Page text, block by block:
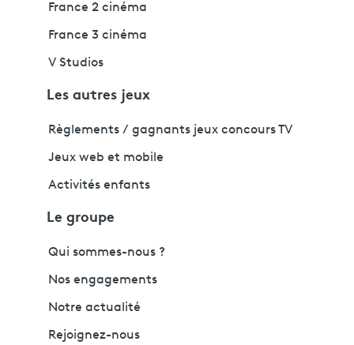
France 2 cinéma
France 3 cinéma
V Studios
Les autres jeux
Règlements / gagnants jeux concours TV
Jeux web et mobile
Activités enfants
Le groupe
Qui sommes-nous ?
Nos engagements
Notre actualité
Rejoignez-nous